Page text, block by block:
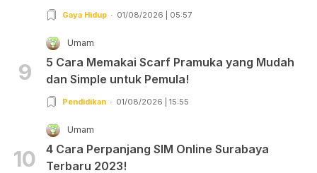
Gaya Hidup 01/08/2026 | 05:57
9
Umam
5 Cara Memakai Scarf Pramuka yang Mudah
dan Simple untuk Pemula!
Pendidikan 01/08/2026 | 15:55
10
Umam
4 Cara Perpanjang SIM Online Surabaya
Terbaru 2023!